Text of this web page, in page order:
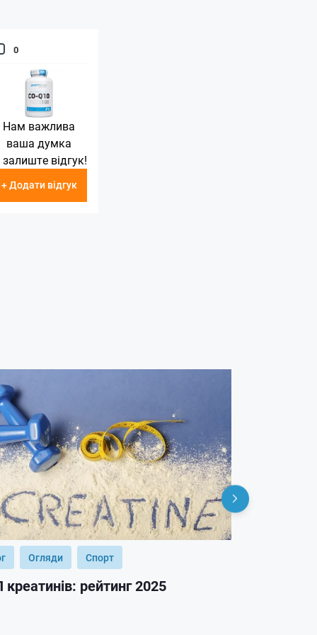
0
Нам важлива
ваша думка
відгук!
+ Додати відгук
Огляди Спорт
рейтинг 2025